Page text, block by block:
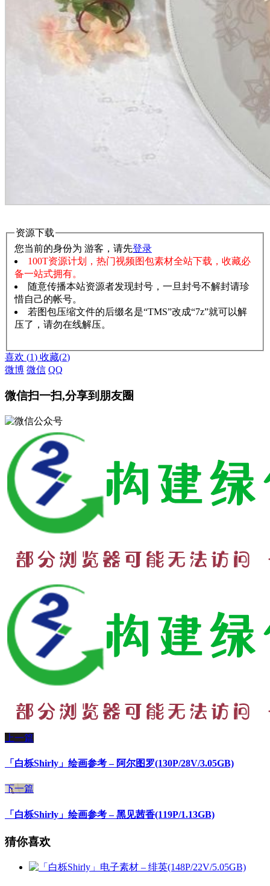
资源下载
您当前的身份为 游客，请先登录
100T资源计划，热门视频图包素材全站下载，收藏必
备一站式拥有。
随意传播本站资源者发现封号，一旦封号不解封请珍
惜自己的帐号。
若图包压缩文件的后缀名是“TMS”改成“7z”就可以解
压了，请勿在线解压。
喜欢 (1) 收藏(2)
微博 微信 QQ
微信扫一扫,分享到朋友圈
上一篇
「白栎Shirly」绘画参考 – 阿尔图罗(130P/28V/3.05GB)
下一篇
「白栎Shirly」绘画参考 – 黑见茜香(119P/1.13GB)
猜你喜欢